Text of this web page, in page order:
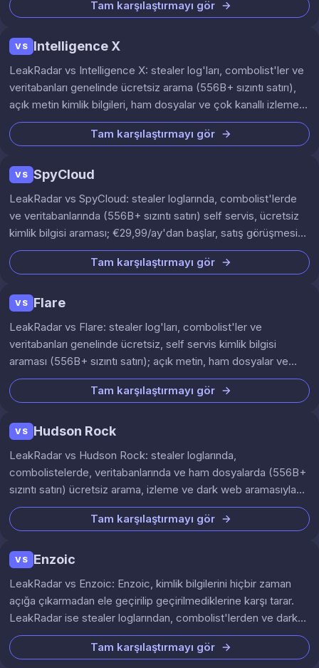
Tam karşılaştırmayı gör
VS Intelligence X
LeakRadar vs Intelligence X: stealer log'ları, combolist'ler ve
veritabanları genelinde ücretsiz arama (556B+ sızıntı satırı),
açık metin kimlik bilgileri, ham dosyalar ve çok kanallı izleme
yılda €2.500+ yerine €29,99/ay'dan başlayan fiyatlarla.
Tam karşılaştırmayı gör
VS SpyCloud
LeakRadar vs SpyCloud: stealer loglarında, combolist'lerde
ve veritabanlarında (556B+ sızıntı satırı) self servis, ücretsiz
kimlik bilgisi araması; €29,99/ay'dan başlar, satış görüşmesi
yok.
Tam karşılaştırmayı gör
VS Flare
LeakRadar vs Flare: stealer log'ları, combolist'ler ve
veritabanları genelinde ücretsiz, self servis kimlik bilgisi
araması (556B+ sızıntı satırı); açık metin, ham dosyalar ve
€29,99/ay'dan başlayan izleme ile. Satış görüşmesi yok.
Tam karşılaştırmayı gör
VS Hudson Rock
LeakRadar vs Hudson Rock: stealer loglarında,
combolistelerde, veritabanlarında ve ham dosyalarda (556B+
sızıntı satırı) ücretsiz arama, izleme ve dark web aramasıyla
birlikte, €29,99/ay başlangıç fiyatıyla.
Tam karşılaştırmayı gör
VS Enzoic
LeakRadar vs Enzoic: Enzoic, kimlik bilgilerini hiçbir zaman
açığa çıkarmadan ele geçirilip geçirilmediklerine karşı tarar.
LeakRadar ise stealer loglarından, combolist'lerden ve dark
web'den gelen gerçek açık metin kimlik bilgilerini 556B+
sızıntı satırı genelinde aramanıza olanak tanır.
Tam karşılaştırmayı gör